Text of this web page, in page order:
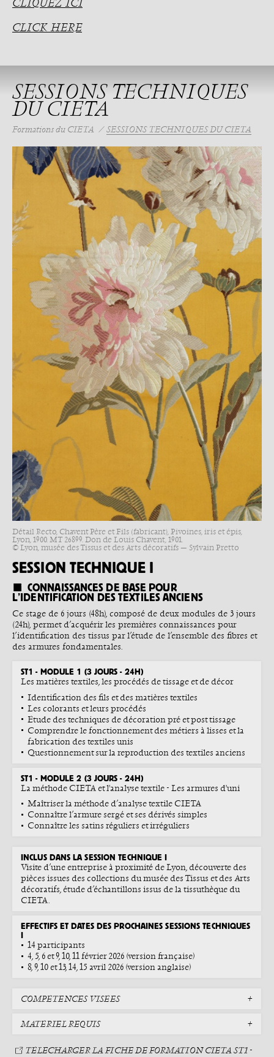
CLIQUEZ ICI
CLICK HERE
SESSIONS TECHNIQUES
DU CIETA
Formations du CIETA SESSIONS TECHNIQUES DU CIETA
Détail Recto, Chavent Père et Fils (fabricant), Pivoines, iris et épis,
Lyon, 1900. MT 26899. Don de Louis Chavent, 1901.
© Lyon, musée des Tissus et des Arts décoratifs — Sylvain Pretto
SESSION TECHNIQUE I
CONNAISSANCES DE BASE POUR
L’IDENTIFICATION DES TEXTILES ANCIENS
Ce stage de 6 jours (48h), composé de deux modules de 3 jours
(24h), permet d’acquérir les premières connaissances pour
l’identification des tissus par l’étude de l’ensemble des fibres et
des armures fondamentales.
ST1 - MODULE 1 (3 JOURS - 24H)
Les matières textiles, les procédés de tissage et de décor
Identification des fils et des matières textiles
Les colorants et leurs procédés
Étude des techniques de décoration pré et post tissage
Comprendre le fonctionnement des métiers à lisses et la
fabrication des textiles unis
Questionnement sur la reproduction des textiles anciens
ST1 - MODULE 2 (3 JOURS - 24H)
La méthode CIETA et l'analyse textile - Les armures d'uni
Maîtriser la méthode d’analyse textile CIETA
Connaître l’armure sergé et ses dérivés simples
Connaître les satins réguliers et irréguliers
INCLUS DANS LA SESSION TECHNIQUE I
Visite d’une entreprise à proximité de Lyon, découverte des
pièces issues des collections du musée des Tissus et des Arts
décoratifs, étude d’échantillons issus de la tissuthèque du
CIETA.
EFFECTIFS ET DATES DES PROCHAINES SESSIONS TECHNIQUES
I
14 participants
4, 5, 6 et 9, 10, 11 février 2026 (version française)
8, 9, 10 et 13, 14, 15 avril 2026 (version anglaise)
COMPÉTENCES VISÉES
MATÉRIEL REQUIS
TÉLECHARGER LA FICHE DE FORMATION CIETA ST1 -